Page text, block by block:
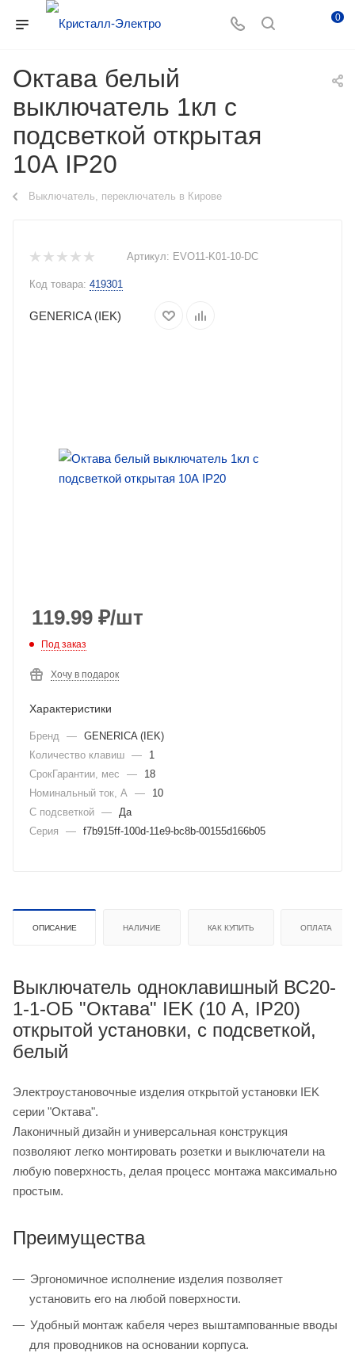
0
Октава белый
выключатель 1кл с
подсветкой открытая
10А IP20
Выключатель, переключатель в Кирове
Артикул: EVO11-K01-10-DC
Код товара: 419301
GENERICA (IEK)
119.99 ₽/шт
Под заказ
Хочу в подарок
Характеристики
Бренд — GENERICA (IEK)
Количество клавиш —
1
СрокГарантии, мес
—
18
Номинальный ток, А
—
10
С подсветкой —
Да
Серия
— f7b915ff-100d-11e9-bc8b-00155d166b05
ОПИСАНИЕ НАЛИЧИЕ КАК КУПИТЬ ОПЛАТА
Выключатель одноклавишный ВС20-
1-1-ОБ "Октава" IEK (10 А, IP20)
открытой установки, с подсветкой,
белый
Электроустановочные изделия открытой установки IEK
серии "Октава".
Лаконичный дизайн и универсальная конструкция
позволяют легко монтировать розетки и выключатели на
любую поверхность, делая процесс монтажа максимально
простым.
Преимущества
Эргономичное исполнение изделия позволяет
установить его на любой поверхности.
Удобный монтаж кабеля через выштампованные вводы
для проводников на основании корпуса.